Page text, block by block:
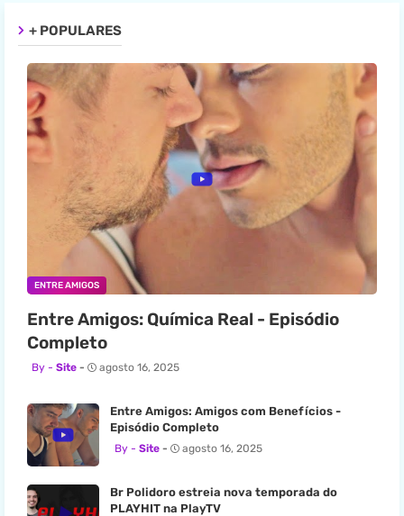
+ POPULARES
ENTRE AMIGOS
Entre Amigos: Química Real - Episódio
Completo
Site agosto 16, 2025
Entre Amigos: Amigos com Benefícios -
Episódio Completo
Site agosto 16, 2025
Br Polidoro estreia nova temporada do
PLAYHIT na PlayTV